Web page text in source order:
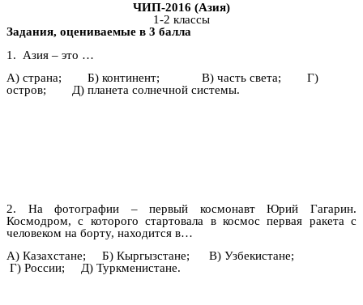
ЧИП-2016 (Азия)
1-2 классы
Задания, оцениваемые в 3 балла
1. Азия – это …
А) страна; Б) континент; В) часть света; Г)
остров; Д) планета солнечной системы.
2. На фотографии – первый космонавт Юрий Гагарин.
Космодром, с которого стартовала в космос первая ракета с
человеком на борту, находится в…
А) Казахстане; Б) Кыргызстане; В) Узбекистане;
Г) России; Д) Туркменистане.